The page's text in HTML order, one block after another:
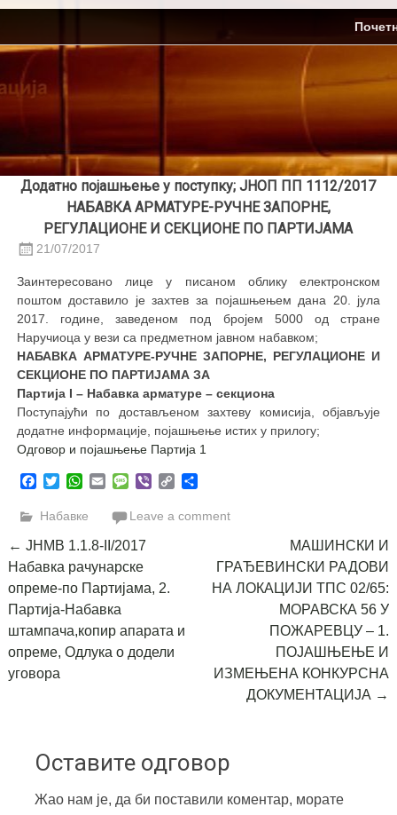
Skip
content
Додатно појашњење у поступку; ЈНОП ПП 1112/2017
НАБАВКА АРМАТУРЕ-РУЧНЕ ЗАПОРНЕ,
РЕГУЛАЦИОНЕ И СЕКЦИОНЕ ПО ПАРТИЈАМА
21/07/2017
Заинтересовано лице у писаном облику електронском
поштом доставило је захтев за појашњењем дана 20. јула
2017. године, заведеном под бројем 5000 од стране
Наручиоца у вези са предметном јавном набавком;
НАБАВКА АРМАТУРЕ-РУЧНЕ ЗАПОРНЕ, РЕГУЛАЦИОНЕ И
СЕКЦИОНЕ ПО ПАРТИЈАМА ЗА
Партија I – Набавка арматуре – секциона
Поступајући по достављеном захтеву комисија, објављује
додатне информације, појашњење истих у прилогу;
Oдговор и појашњење Партија 1
Facebook
TwitterWhatsApp
EmailMessage
ViberCopy
Набавке Leave a comment
Post
navigation
← ЈНМВ 1.1.8-II/2017
Набавка рачунарске
опреме-по Партијама, 2.
Партија-Набавка
штампача,копир апарата и
опреме, Одлука о додели
уговора
МАШИНСКИ И
ГРАЂЕВИНСКИ РАДОВИ
НА ЛОКАЦИЈИ ТПС 02/65:
МОРАВСКА 56 У
ПОЖАРЕВЦУ – 1.
ПОЈАШЊЕЊЕ И
ИЗМЕЊЕНА КОНКУРСНА
ДОКУМЕНТАЦИЈА →
Оставите одговор
Жао нам је, да би поставили коментар, морате